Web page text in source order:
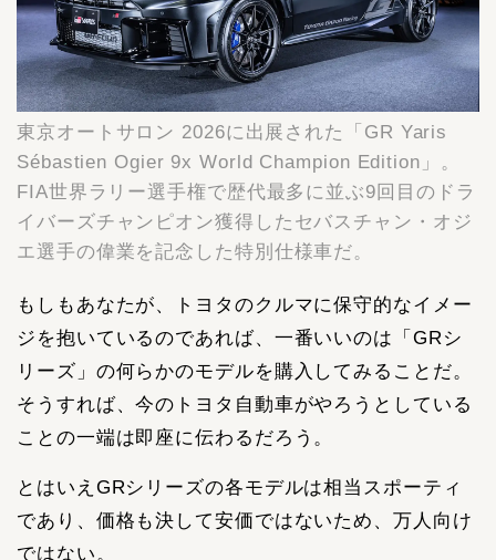
東京オートサロン 2026に出展された「GR Yaris
Sébastien Ogier 9x World Champion Edition」。
FIA世界ラリー選手権で歴代最多に並ぶ9回目のドラ
イバーズチャンピオン獲得したセバスチャン・オジ
エ選手の偉業を記念した特別仕様車だ。
もしもあなたが、トヨタのクルマに保守的なイメー
ジを抱いているのであれば、一番いいのは「GRシ
リーズ」の何らかのモデルを購入してみることだ。
そうすれば、今のトヨタ自動車がやろうとしている
ことの一端は即座に伝わるだろう。
とはいえGRシリーズの各モデルは相当スポーティ
であり、価格も決して安価ではないため、万人向け
ではない。